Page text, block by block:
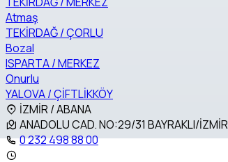
Atmaş
TEKİRDAĞ / ÇORLU
Bozal
ISPARTA / MERKEZ
Onurlu
YALOVA / ÇİFTLİKKÖY
İZMİR / ABANA
ANADOLU CAD. NO:29/31 BAYRAKLI/İZMİR
0 232 498 88 00